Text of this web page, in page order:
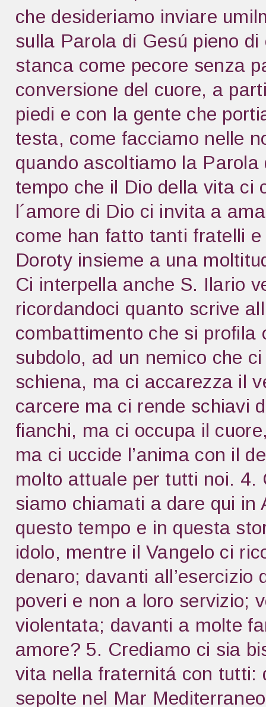
che desideriamo inviare
sulla Parola di Gesú pieno
stanca come pecore senza
conversione del cuore, a
piedi e con la gente che
testa, come facciamo nelle
quando ascoltiamo la
tempo che il Dio della vita ci
l´amore di Dio ci invita a
come han fatto tanti fratelli
Doroty insieme a una
Ci interpella anche S. Ilario
ricordandoci quanto scrive
combattimento che si profila
subdolo, ad un nemico che
schiena, ma ci accarezza il
carcere ma ci rende schiavi
fianchi, ma ci occupa il
ma ci uccide l’anima con il
molto attuale per tutti noi. 4.
siamo chiamati a dare qui
questo tempo e in questa
idolo, mentre il Vangelo ci
denaro; davanti
poveri e non a loro servizio;
violentata; davanti a molte
amore? 5. Crediamo ci sia
vita nella fraternitá con tutti:
sepolte nel Mar